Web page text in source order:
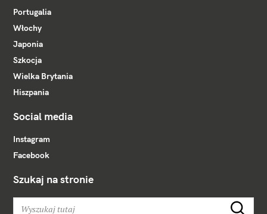
Portugalia
Włochy
Japonia
Szkocja
Wielka Brytania
Hiszpania
Social media
Instagram
Facebook
Szukaj na stronie
Szukaj